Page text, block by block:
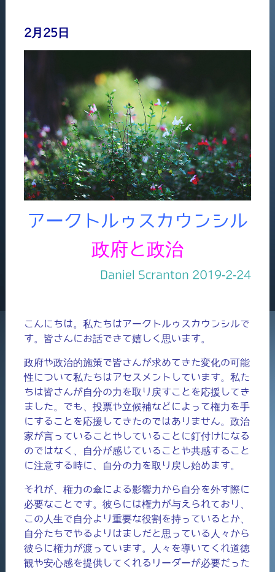
2月25日
アークトルゥスカウンシル
政府と政治
Daniel Scranton 2019-2-24
こんにちは。私たちはアークトルゥスカウンシルで
す。皆さんにお話できて嬉しく思います。
政府や政治的施策で皆さんが求めてきた変化の可能
性について私たちはアセスメントしています。私た
ちは皆さんが自分の力を取り戻すことを応援してき
ました。でも、投票や立候補などによって権力を手
にすることを応援してきたのではありません。政治
家が言っていることやしていることに釘付けになる
のではなく、自分が感じていることや共感すること
に注意する時に、自分の力を取り戻し始めます。
それが、権力の傘による影響力から自分を外す際に
必要なことです。彼らには権力が与えられており、
この人生で自分より重要な役割を持っているとか、
自分たちでやるよりはましだと思っている人々から
彼らに権力が渡っています。人々を導いてくれ道徳
観や安心感を提供してくれるリーダーが必要だった